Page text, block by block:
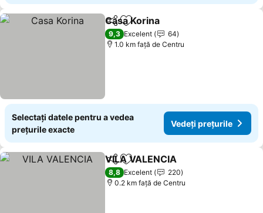
DistribuițiAdăugaţi la favorite
Casa Korina
9,3 Excelent
64
1.0 km faţă de Centru
Selectați datele pentru a vedea
prețurile exacte
Vedeți prețurile
DistribuițiAdăugaţi la favorite
VILA VALENCIA
8,8 Excelent
220
0.2 km faţă de Centru